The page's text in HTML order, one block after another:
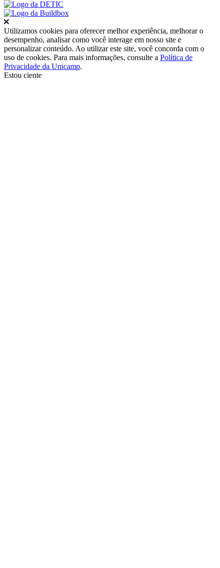
Fechar
Utilizamos cookies para oferecer melhor experiência, melhorar o
desempenho, analisar como você interage em nosso site e
personalizar conteúdo. Ao utilizar este site, você concorda com o
uso de cookies. Para mais informações, consulte a Política de
Privacidade da Unicamp.
Estou ciente